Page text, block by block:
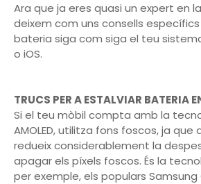
Ara que ja eres quasi un expert en
deixem com uns consells
bateria siga com siga el teu
o iOS.
TRUCS PER A ESTALVIAR BATERIA
Si el teu mòbil compta amb la
AMOLED, utilitza fons foscos, ja
redueix considerablement la
apagar els píxels foscos. És la
per exemple, els populars Samsung